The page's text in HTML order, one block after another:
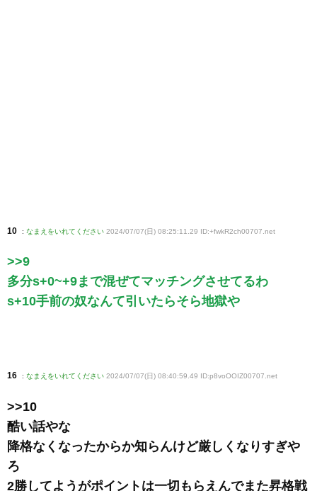
10 : なまえをいれてください 2024/07/07(日) 08:25:11.29 ID:+fwkR2ch00707.net
>>9
多分s+0~+9まで混ぜてマッチングさせてるわ
s+10手前の奴なんて引いたらそら地獄や
16 : なまえをいれてください 2024/07/07(日) 08:40:59.49 ID:p8voOOIZ00707.net
>>10
酷い話やな
降格なくなったからか知らんけど厳しくなりすぎや
ろ
2勝してようがポイントは一切もらえんでまた昇格戦